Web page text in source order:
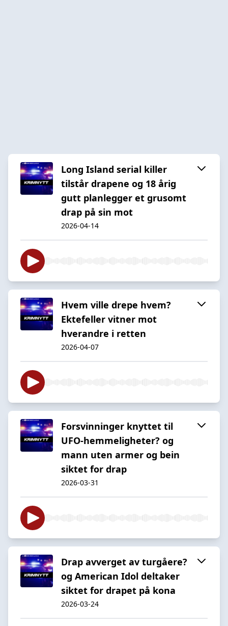
Long Island serial killer
tilstår drapene og 18 årig
gutt planlegger et grusomt
drap på sin mot
2026-04-14
Hvem ville drepe hvem?
Ektefeller vitner mot
hverandre i retten
2026-04-07
Forsvinninger knyttet til
UFO-hemmeligheter? og
mann uten armer og bein
siktet for drap
2026-03-31
Drap avverget av turgåere?
og American Idol deltaker
siktet for drapet på kona
2026-03-24